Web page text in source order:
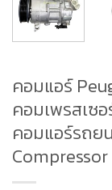
คอมแอร์
คอมเพรสเซอ
คอมแอร์รถย
Compressor